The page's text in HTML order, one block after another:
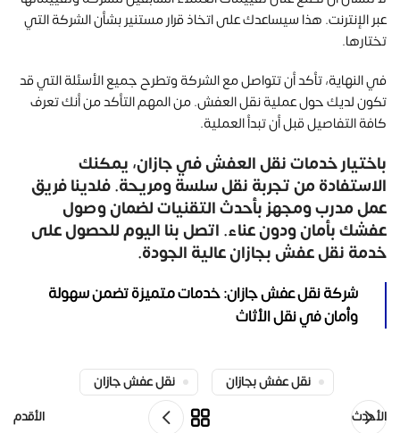
عبر الإنترنت. هذا سيساعدك على اتخاذ قرار مستنير بشأن الشركة التي
تختارها.
في النهاية، تأكد أن تتواصل مع الشركة وتطرح جميع الأسئلة التي قد
تكون لديك حول عملية نقل العفش. من المهم التأكد من أنك تعرف
كافة التفاصيل قبل أن تبدأ العملية.
باختيار خدمات نقل العفش في جازان، يمكنك
الاستفادة من تجربة نقل سلسة ومريحة. فلدينا فريق
عمل مدرب ومجهز بأحدث التقنيات لضمان وصول
عفشك بأمان ودون عناء. اتصل بنا اليوم للحصول على
خدمة نقل عفش بجازان عالية الجودة.
شركة نقل عفش جازان: خدمات متميزة تضمن سهولة
وأمان في نقل الأثاث
نقل عفش بجازان نقل عفش جازان
الأحدث الأقدم